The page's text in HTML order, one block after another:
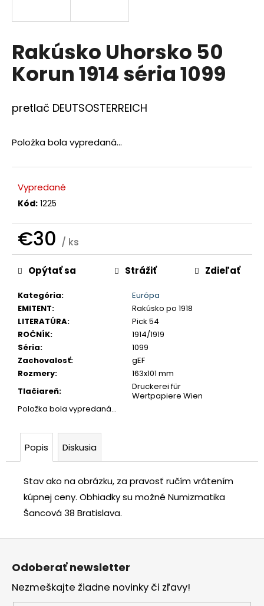
Rakúsko Uhorsko 50
Korun 1914 séria 1099
pretlač DEUTSOSTERREICH
Položka bola vypredaná…
Vypredané
Kód: 1225
€30 / ks
Jednotková
cena:
Kategória:
Európa
EMITENT:
Rakúsko po 1918
LITERATÚRA:
Pick 54
ROČNÍK:
1914/1919
Séria:
1099
Zachovalosť:
gEF
Rozmery:
163x101 mm
Tlačiareň:
Druckerei für
Wertpapiere Wien
Položka bola vypredaná…
Opýtať sa Strážiť Zdieľať
Popis Diskusia
Stav ako na obrázku, za pravosť ručím vrátením
kúpnej ceny. Obhiadky su možné Numizmatika
Šancová 38 Bratislava.
s
ť
?
HĽADAŤ
O
d
p
o
ú
č
m
e
LEOPOLD
GRAJCIAR
1706
SANKT
VEIT
€80
Z
Odoberať newsletter
Nezmeškajte žiadne novinky či zľavy!